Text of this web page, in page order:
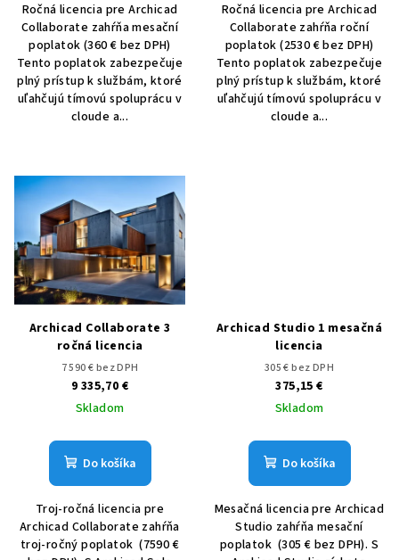
Ročná licencia pre Archicad
Collaborate zahŕňa mesační
poplatok (360 € bez DPH)
Tento poplatok zabezpečuje
plný prístup k službám, ktoré
uľahčujú tímovú spoluprácu v
cloude a...
Ročná licencia pre Archicad
Collaborate zahŕňa roční
poplatok (2530 € bez DPH)
Tento poplatok zabezpečuje
plný prístup k službám, ktoré
uľahčujú tímovú spoluprácu v
cloude a...
Archicad Collaborate 3
ročná licencia
7 590 € bez DPH
9 335,70 €
Skladom
Do košíka
Troj-ročná licencia pre
Archicad Collaborate zahŕňa
troj-ročný poplatok (7590 €
Archicad Studio 1 mesačná
licencia
305 € bez DPH
375,15 €
Skladom
Do košíka
Mesačná licencia pre Archicad
Studio zahŕňa mesační
poplatok (305 € bez DPH). S